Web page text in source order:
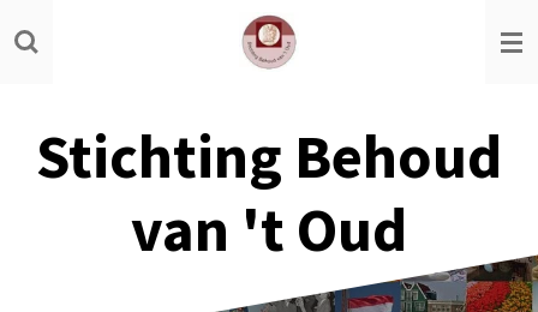
Ga
direct
hoofdinhoud
Stichting Behoud
van 't Oud